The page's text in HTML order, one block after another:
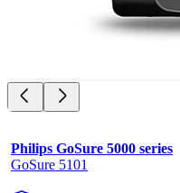
Philips GoSure 5000 series
GoSure 5101